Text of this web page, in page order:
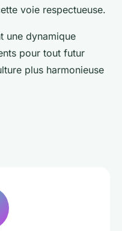
voie respectueuse.
une dynamique
pour tout futur
plus harmonieuse